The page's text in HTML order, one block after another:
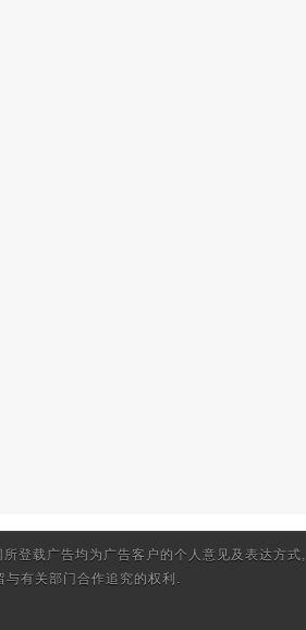
登载广告均为广告客户的个人意见及表达方式,
与有关部门合作追究的权利.